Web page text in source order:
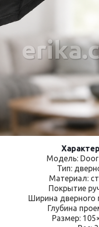
Модель: Door
Тип:
Материал:
Покрытие
Ширина дверного
Глубина
Размер: